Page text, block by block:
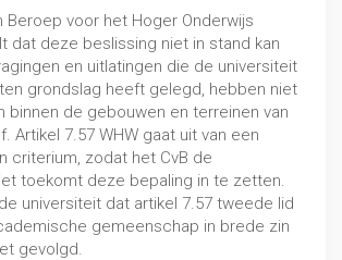
Beroep voor het Hoger Onderwijs
dat deze beslissing niet in stand kan
en uitlatingen die de universiteit
grondslag heeft gelegd, hebben niet
binnen de gebouwen en terreinen van
Artikel 7.57 WHW gaat uit van een
criterium, zodat het CvB de
toekomt deze bepaling in te zetten.
universiteit dat artikel 7.57 tweede lid
gemeenschap in brede zin
gevolgd.